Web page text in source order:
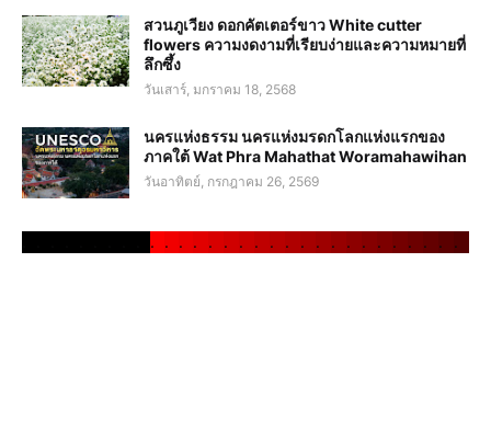
สวนภูเวียง ดอกคัตเตอร์ขาว White cutter
flowers ความงดงามที่เรียบง่ายและความหมายที่
ลึกซึ้ง
วันเสาร์, มกราคม 18, 2568
นครแห่งธรรม นครแห่งมรดกโลกแห่งแรกของ
ภาคใต้ Wat Phra Mahathat Woramahawihan
วันอาทิตย์, กรกฎาคม 26, 2569
. . . . . . . . . . . . . . . . . . . . .